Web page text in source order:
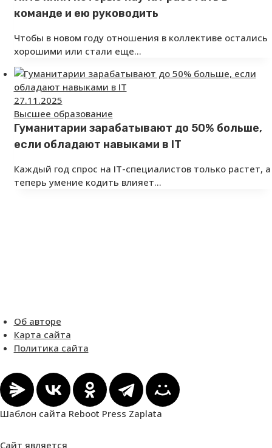
команде и ею руководить
Чтобы в новом году отношения в коллективе остались
хорошими или стали еще…
27.11.2025
Высшее образование
Гуманитарии зарабатывают до 50% больше,
если обладают навыками в IT
Каждый год спрос на IT-специалистов только растет, а
теперь умение кодить влияет…
Об авторе
Карта сайта
Политика сайта
Шаблон сайта Reboot Press Zaplata
Сайт является